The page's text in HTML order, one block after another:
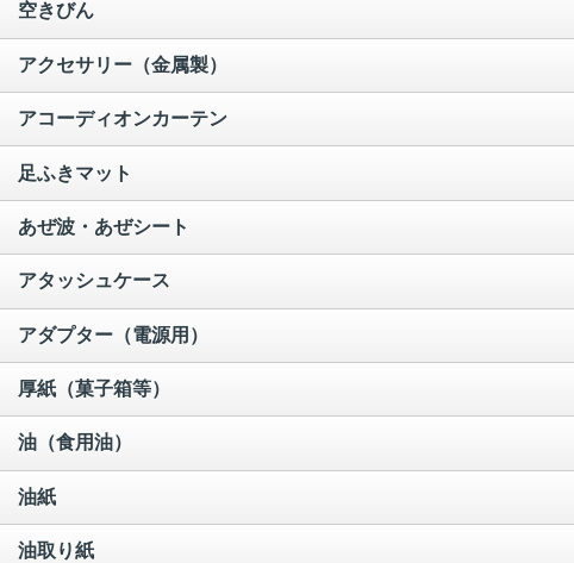
空きびん
アクセサリー（金属製）
アコーディオンカーテン
足ふきマット
あぜ波・あぜシート
アタッシュケース
アダプター（電源用）
厚紙（菓子箱等）
油（食用油）
油紙
油取り紙